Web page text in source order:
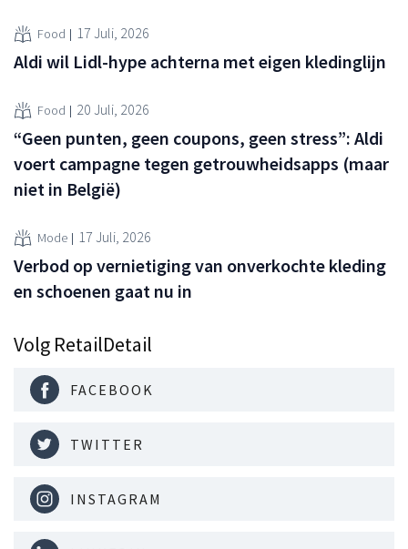
Food 17 Juli, 2026
Aldi wil Lidl-hype achterna met eigen kledinglijn
Food 20 Juli, 2026
“Geen punten, geen coupons, geen stress”: Aldi
voert campagne tegen getrouwheidsapps (maar
niet in België)
Mode 17 Juli, 2026
Verbod op vernietiging van onverkochte kleding
en schoenen gaat nu in
Volg RetailDetail
FACEBOOK
TWITTER
INSTAGRAM